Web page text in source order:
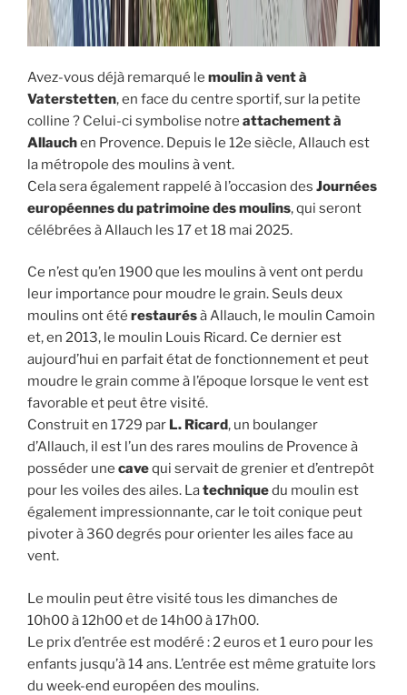
Avez-vous déjà remarqué le moulin à vent à
Vaterstetten, en face du centre sportif, sur la petite
colline ? Celui-ci symbolise notre attachement à
Allauchen Provence. Depuis le 12e siècle, Allauch est
la métropole des moulins à vent.
Cela sera également rappelé à l’occasion des Journées
européennes du patrimoine des moulins, qui seront
célébrées à Allauch les 17 et 18 mai 2025.
Ce n’est qu’en 1900 que les moulins à vent ont perdu
leur importance pour moudre le grain. Seuls deux
moulins ont été restaurésà Allauch, le moulin Camoin
et, en 2013, le moulin Louis Ricard. Ce dernier est
aujourd’hui en parfait état de fonctionnement et peut
moudre le grain comme à l’époque lorsque le vent est
favorable et peut être visité.
Construit en 1729 par L. Ricard, un boulanger
d’Allauch, il est l’un des rares moulins de Provence à
posséder une cavequi servait de grenier et d’entrepôt
pour les voiles des ailes. Latechniquedu moulin est
également impressionnante, car le toit conique peut
pivoter à 360 degrés pour orienter les ailes face au
vent.
Le moulin peut être visité tous les dimanches de
10h00 à 12h00 et de 14h00 à 17h00.
Le prix d’entrée est modéré : 2 euros et 1 euro pour les
enfants jusqu’à 14 ans. L’entrée est même gratuite lors
du week-end européen des moulins.